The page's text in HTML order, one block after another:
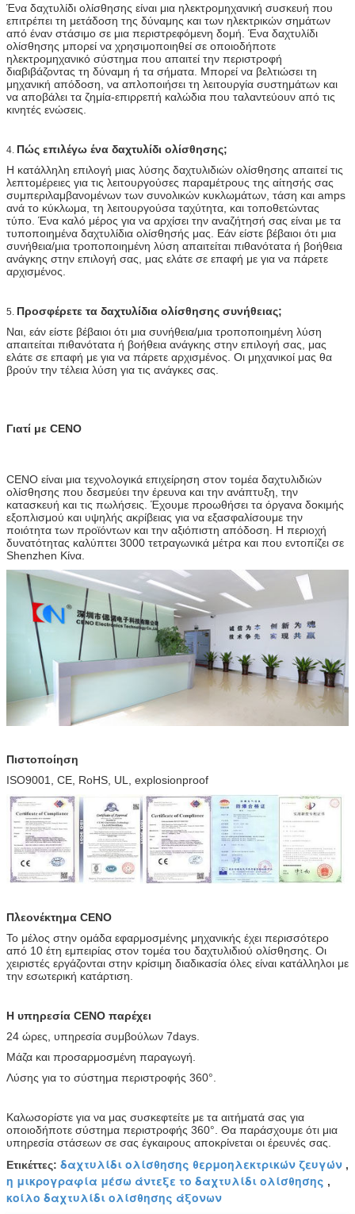
Ένα δαχτυλίδι ολίσθησης είναι μια ηλεκτρομηχανική συσκευή που
επιτρέπει τη μετάδοση της δύναμης και των ηλεκτρικών σημάτων
από έναν στάσιμο σε μια περιστρεφόμενη δομή. Ένα δαχτυλίδι
ολίσθησης μπορεί να χρησιμοποιηθεί σε οποιοδήποτε
ηλεκτρομηχανικό σύστημα που απαιτεί την περιστροφή
διαβιβάζοντας τη δύναμη ή τα σήματα. Μπορεί να βελτιώσει τη
μηχανική απόδοση, να απλοποιήσει τη λειτουργία συστημάτων και
να αποβάλει τα ζημία-επιρρεπή καλώδια που ταλαντεύουν από τις
κινητές ενώσεις.
4. Πώς επιλέγω ένα δαχτυλίδι ολίσθησης;
Η κατάλληλη επιλογή μιας λύσης δαχτυλιδιών ολίσθησης απαιτεί τις
λεπτομέρειες για τις λειτουργούσες παραμέτρους της αίτησής σας
συμπεριλαμβανομένων των συνολικών κυκλωμάτων, τάση και amps
ανά το κύκλωμα, τη λειτουργούσα ταχύτητα, και τοποθετώντας
τύπο. Ένα καλό μέρος για να αρχίσει την αναζήτησή σας είναι με τα
τυποποιημένα δαχτυλίδια ολίσθησής μας. Εάν είστε βέβαιοι ότι μια
συνήθεια/μια τροποποιημένη λύση απαιτείται πιθανότατα ή βοήθεια
ανάγκης στην επιλογή σας, μας ελάτε σε επαφή με για να πάρετε
αρχισμένος.
5. Προσφέρετε τα δαχτυλίδια ολίσθησης συνήθειας;
Ναι, εάν είστε βέβαιοι ότι μια συνήθεια/μια τροποποιημένη λύση
απαιτείται πιθανότατα ή βοήθεια ανάγκης στην επιλογή σας, μας
ελάτε σε επαφή με για να πάρετε αρχισμένος. Οι μηχανικοί μας θα
βρούν την τέλεια λύση για τις ανάγκες σας.
Γιατί με CENO
CENO είναι μια τεχνολογικά επιχείρηση στον τομέα δαχτυλιδιών
ολίσθησης που δεσμεύει την έρευνα και την ανάπτυξη, την
κατασκευή και τις πωλήσεις. Έχουμε προωθήσει τα όργανα δοκιμής
εξοπλισμού και υψηλής ακρίβειας για να εξασφαλίσουμε την
ποιότητα των προϊόντων και την αξιόπιστη απόδοση. Η περιοχή
δυνατότητας καλύπτει 3000 τετραγωνικά μέτρα και που εντοπίζει σε
Shenzhen Κίνα.
Πιστοποίηση
ISO9001, CE, RoHS, UL, explosionproof
Πλεονέκτημα CENO
Το μέλος στην ομάδα εφαρμοσμένης μηχανικής έχει περισσότερο
από 10 έτη εμπειρίας στον τομέα του δαχτυλιδιού ολίσθησης. Οι
χειριστές εργάζονται στην κρίσιμη διαδικασία όλες είναι κατάλληλοι με
την εσωτερική κατάρτιση.
Η υπηρεσία CENO παρέχει
24 ώρες, υπηρεσία συμβούλων 7days.
Μάζα και προσαρμοσμένη παραγωγή.
Λύσης για το σύστημα περιστροφής 360°.
Καλωσορίστε για να μας συσκεφτείτε με τα αιτήματά σας για
οποιοδήποτε σύστημα περιστροφής 360°. Θα παράσχουμε ότι μια
υπηρεσία στάσεων σε σας έγκαιρους αποκρίνεται οι έρευνές σας.
Ετικέττες: δαχτυλίδι ολίσθησης θερμοηλεκτρικών ζευγών ,
η μικρογραφία μέσω άντεξε το δαχτυλίδι ολίσθησης ,
κοίλο δαχτυλίδι ολίσθησης άξονων